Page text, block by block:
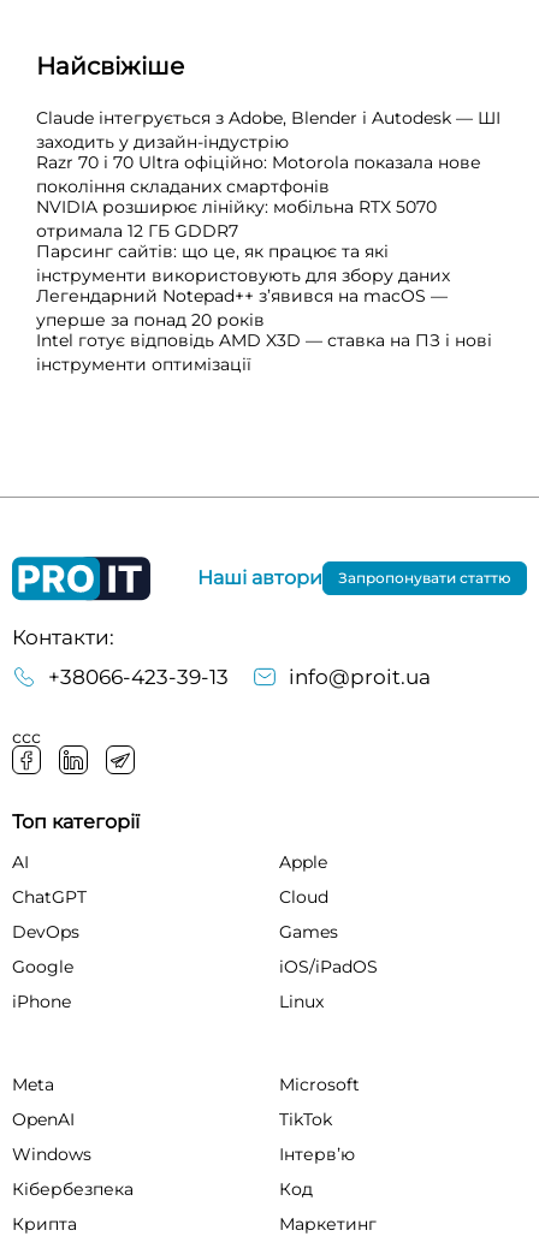
Найсвіжіше
Claude інтегрується з Adobe, Blender і Autodesk — ШІ
заходить у дизайн-індустрію
Razr 70 і 70 Ultra офіційно: Motorola показала нове
покоління складаних смартфонів
NVIDIA розширює лінійку: мобільна RTX 5070
отримала 12 ГБ GDDR7
Парсинг сайтів: що це, як працює та які
інструменти використовують для збору даних
Легендарний Notepad++ з’явився на macOS —
уперше за понад 20 років
Intel готує відповідь AMD X3D — ставка на ПЗ і нові
інструменти оптимізації
Контакти:
+38066-423-39-13
info@proit.ua
ссс
Наші автори Запропонувати статтю
Топ категорії
AI
Apple
ChatGPT
Cloud
DevOps
Games
Google
iOS/iPadOS
iPhone
Linux
Meta
Microsoft
OpenAI
TikTok
Windows
Інтервʼю
Кібербезпека
Код
Крипта
Маркетинг